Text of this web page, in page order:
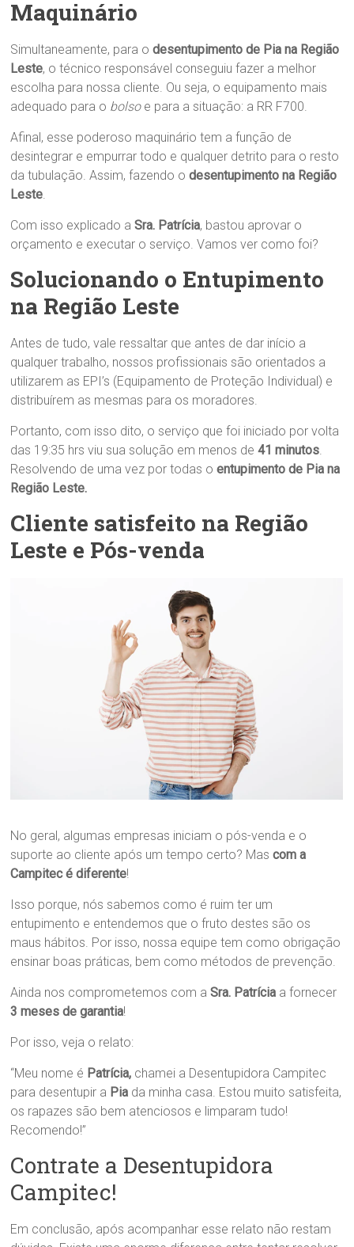
Maquinário
Simultaneamente, para odesentupimento de Pia na Região
Leste, o técnico responsável conseguiu fazer a melhor
escolha para nossa cliente. Ou seja, o equipamento mais
adequado para o bolsoe para a situação: a RR F700.
Afinal, esse poderoso maquinário tem a função de
desintegrar e empurrar todo e qualquer detrito para o resto
da tubulação. Assim, fazendo odesentupimento na Região
Leste
Com isso explicado aSra. Patrícia, bastou aprovar o
orçamento e executar o serviço. Vamos ver como foi?
Solucionando o Entupimento
na Região Leste
Antes de tudo, vale ressaltar que antes de dar início a
qualquer trabalho, nossos profissionais são orientados a
utilizarem as EPI’s (Equipamento de Proteção Individual) e
distribuírem as mesmas para os moradores.
Portanto, com isso dito, o serviço que foi iniciado por volta
das 19:35 hrs viu sua solução em menos de41 minutos
Resolvendo de uma vez por todas oentupimento de Pia na
Região Leste.
Cliente satisfeito na Região
Leste e Pós-venda
No geral, algumas empresas iniciam o pós-venda e o
suporte ao cliente após um tempo certo? Mascom a
Campitec é diferente!
Isso porque, nós sabemos como é ruim ter um
entupimento e entendemos que o fruto destes são os
maus hábitos. Por isso, nossa equipe tem como obrigação
ensinar boas práticas, bem como métodos de prevenção.
Ainda nos comprometemos com aSra. Patrícia a fornecer
3 meses de garantia!
Por isso, veja o relato:
“Meu nome é Patrícia, chamei a Desentupidora Campitec
para desentupir a Pia da minha casa. Estou muito satisfeita,
os rapazes são bem atenciosos e limparam tudo!
Recomendo!”
Contrate a Desentupidora
Campitec!
Em conclusão, após acompanhar esse relato não restam